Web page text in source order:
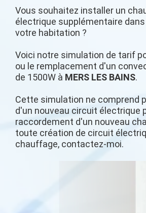
Vous souhaitez installer un
électrique supplémentaire
votre habitation ?
Voici notre simulation de tarif
ou le remplacement d'un
de 1500W à MERS LES BAINS.
Cette simulation ne comprend
d'un nouveau circuit électrique
raccordement d'un nouveau
toute création de circuit
chauffage, contactez-moi.